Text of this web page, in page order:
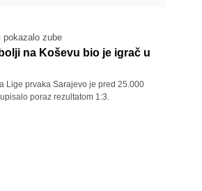
pokazalo zube
na Koševu bio je igrač u
Lige prvaka Sarajevo je pred 25.000
poraz rezultatom 1:3.